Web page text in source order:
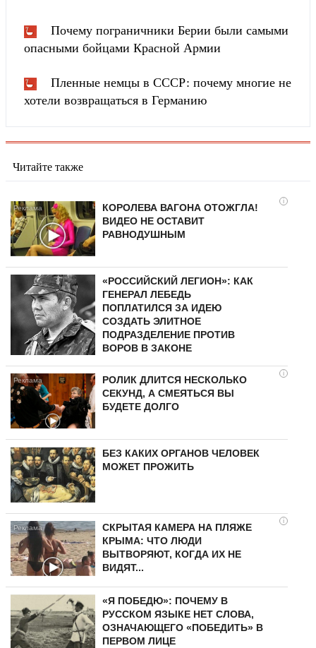
Почему пограничники Берии были самыми
опасными бойцами Красной Армии
Пленные немцы в СССР: почему многие не
хотели возвращаться в Германию
Читайте также
i
КОРОЛЕВА ВАГОНА ОТОЖГЛА!
ВИДЕО НЕ ОСТАВИТ
РАВНОДУШНЫМ
«РОССИЙСКИЙ ЛЕГИОН»: КАК
ГЕНЕРАЛ ЛЕБЕДЬ
ПОПЛАТИЛСЯ ЗА ИДЕЮ
СОЗДАТЬ ЭЛИТНОЕ
ПОДРАЗДЕЛЕНИЕ ПРОТИВ
ВОРОВ В ЗАКОНЕ
i
РОЛИК ДЛИТСЯ НЕСКОЛЬКО
СЕКУНД, А СМЕЯТЬСЯ ВЫ
БУДЕТЕ ДОЛГО
БЕЗ КАКИХ ОРГАНОВ ЧЕЛОВЕК
МОЖЕТ ПРОЖИТЬ
i
СКРЫТАЯ КАМЕРА НА ПЛЯЖЕ
КРЫМА: ЧТО ЛЮДИ
ВЫТВОРЯЮТ, КОГДА ИХ НЕ
ВИДЯТ...
«Я ПОБЕДЮ»: ПОЧЕМУ В
РУССКОМ ЯЗЫКЕ НЕТ СЛОВА,
ОЗНАЧАЮЩЕГО «ПОБЕДИТЬ» В
ПЕРВОМ ЛИЦЕ